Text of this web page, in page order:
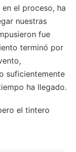
el proceso, ha
nuestras
fue
terminó por
suficientemente
ha llegado.
el tintero